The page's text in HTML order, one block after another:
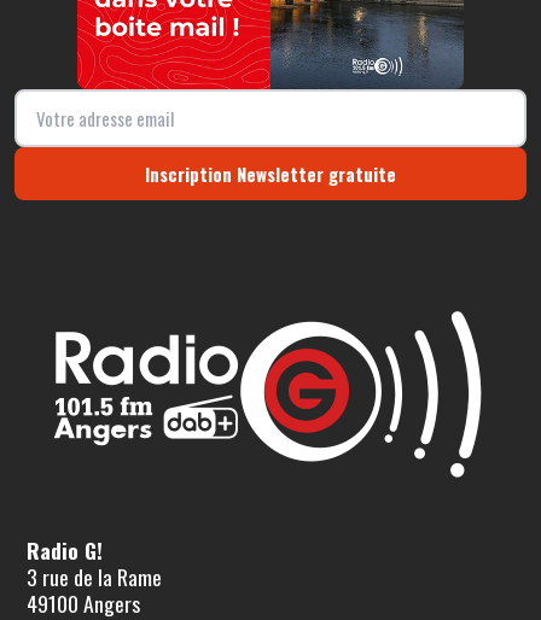
Inscription Newsletter gratuite
Radio G!
3 rue de la Rame
49100 Angers